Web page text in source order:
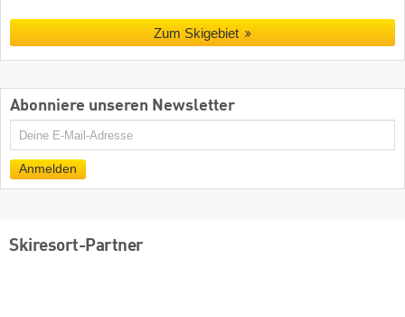
Zum Skigebiet
Abonniere unseren Newsletter
E-
Mail
Anmelden
Skiresort-Partner